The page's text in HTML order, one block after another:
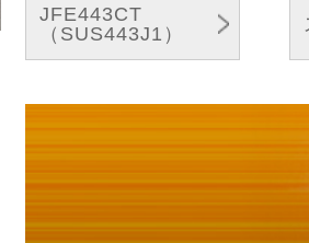
2014.07.14
省資源
2014.04.03
省資源
2013.03
国土交通
JFE443CT
（SUS443J1）